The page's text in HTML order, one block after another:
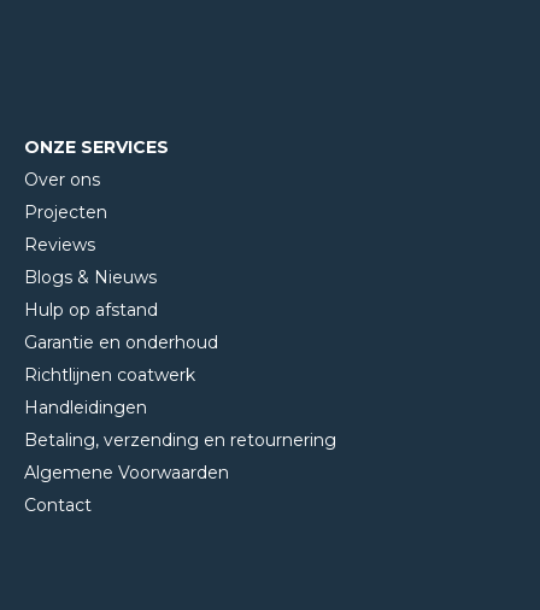
ONZE SERVICES
Over ons
Projecten
Reviews
Blogs & Nieuws
Hulp op afstand
Garantie en onderhoud
Richtlijnen coatwerk
Handleidingen
Betaling, verzending en retournering
Algemene Voorwaarden
Contact